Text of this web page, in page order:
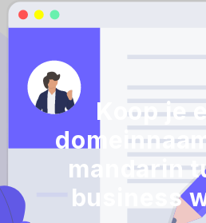
Koop je
mandarin
business